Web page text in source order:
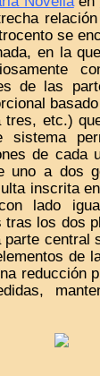
se
en la
de las
tres, etc.)
sistema
de cada
uno a dos
inscrita
lado
los dos
central
de
reducción